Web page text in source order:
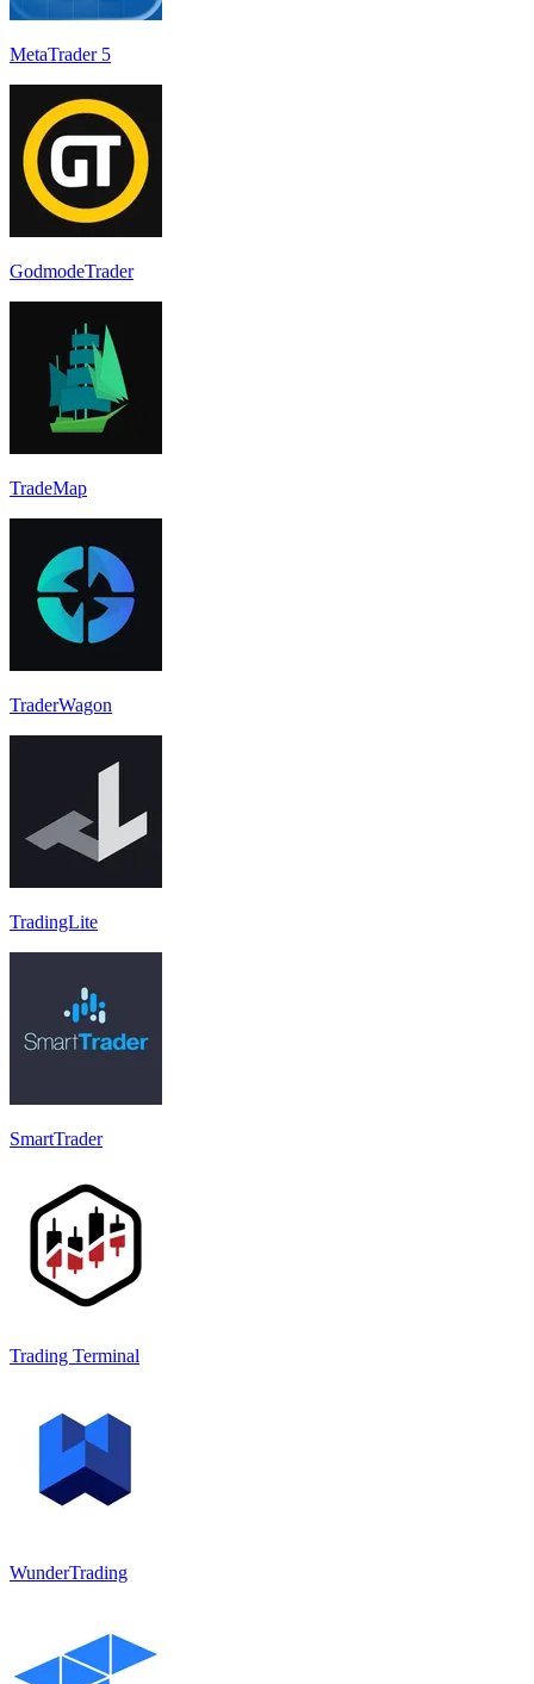
MetaTrader 5
GodmodeTrader
TradeMap
TraderWagon
TradingLite
SmartTrader
Trading Terminal
WunderTrading